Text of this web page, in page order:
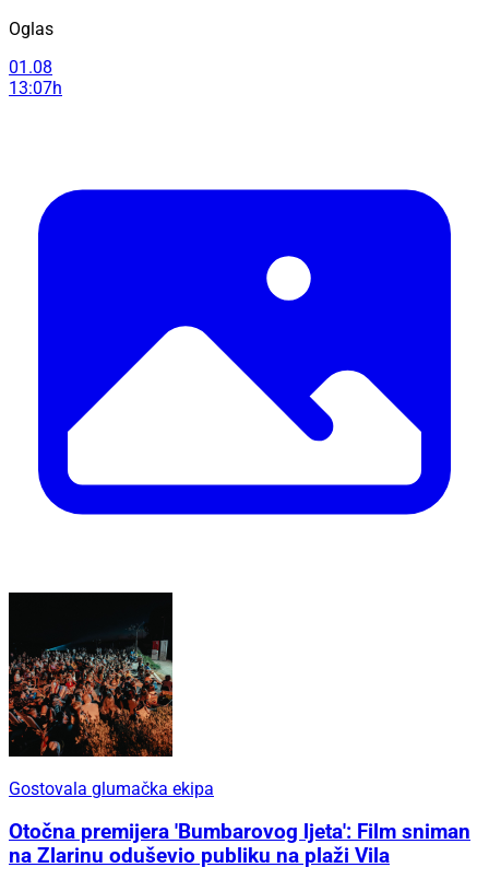
Oglas
01.08
13:07h
Gostovala glumačka ekipa
Otočna premijera 'Bumbarovog ljeta': Film sniman
na Zlarinu oduševio publiku na plaži Vila